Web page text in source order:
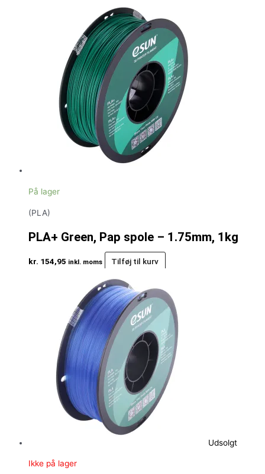
På lager
(PLA)
PLA+ Green, Pap spole – 1.75mm, 1kg
kr. 154,95 inkl. moms Tilføj til kurv
Udsolgt
Ikke på lager